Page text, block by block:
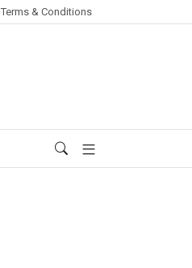
Terms & Conditions